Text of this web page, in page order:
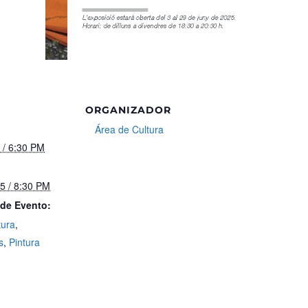
6:30 PM
/ 8:30 PM
Evento:
,
, Pintura
ORGANIZADOR
Área de Cultura